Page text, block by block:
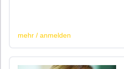
mehr / anmelden